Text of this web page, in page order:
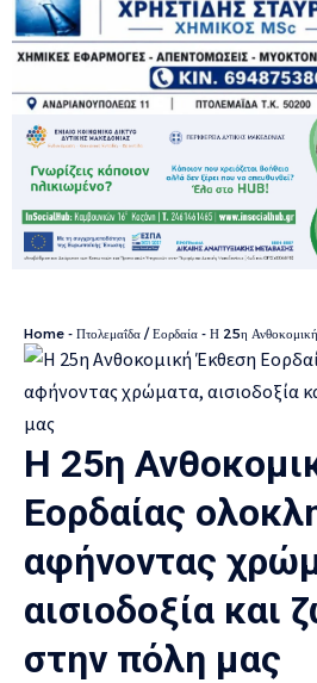
Home - Πτολεμαΐδα / Εορδαία - Η 25η Ανθοκομική Έκθεση Εορδαίας
Η 25η
Εορδαίας
αφήνοντας
αισιοδοξία και
στην πόλη μας